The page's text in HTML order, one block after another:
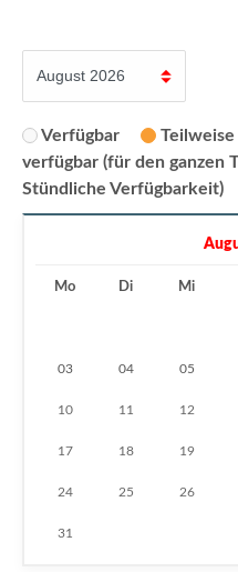
Verfügbar
verfügbar (für den ganzen
Stündliche Verfügbarkeit)
Mo Di Mi
03 04 05
10 11 12
17 18 19
24 25 26
31